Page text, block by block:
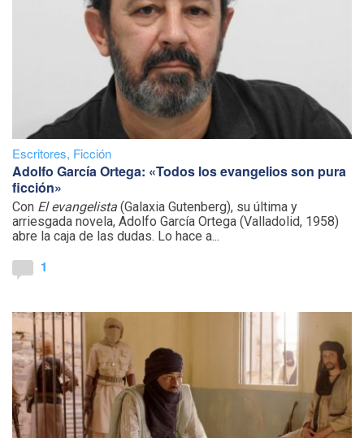
Escritores, Ficción
Adolfo García Ortega: «Todos los evangelios son pura
ficción»
Con El evangelista (Galaxia Gutenberg), su última y
arriesgada novela, Adolfo García Ortega (Valladolid, 1958)
abre la caja de las dudas. Lo hace a...
1